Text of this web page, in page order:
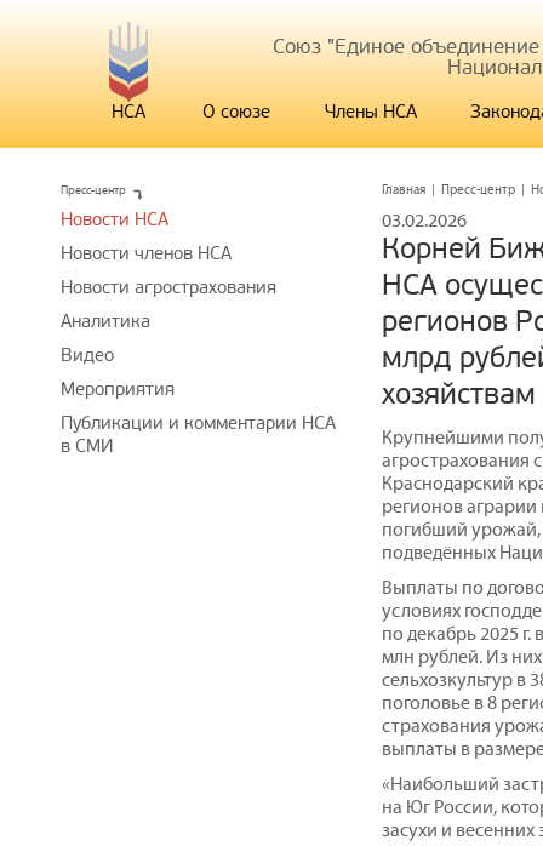
Союз "Единое
НСА О союзе Члены НСА
Главная | Пресс-центр |
03.02.2026
Корней
НСА
регионов
млрд
Крупнейшими
агрострахования
Краснодарский
регионов
погибший урожай,
подведённых
Выплаты по
условиях
по декабрь 2025
млн рублей. Из
сельхозкультур в
поголовье в 8
страхования
выплаты в
«Наибольший
на Юг России,
засухи и
Пресс-центр
Новости НСА
Новости членов НСА
Новости агрострахования
Аналитика
Видео
Мероприятия
Публикации и комментарии НСА
в СМИ